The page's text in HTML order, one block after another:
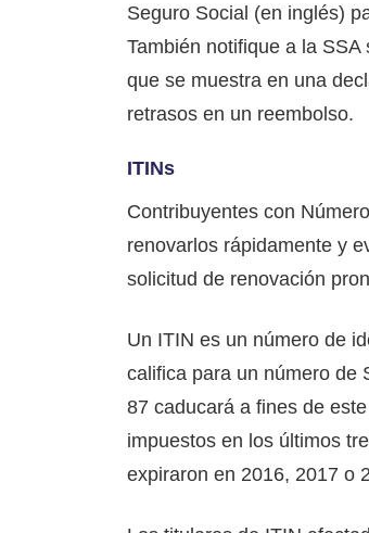
Seguro Social (en inglés)
También notifique a la
que se muestra en una
retrasos en un reembolso.
ITINs
Contribuyentes con
renovarlos rápidamente y
solicitud de renovación
Un ITIN es un número de
califica para un número de
87 caducará a fines de
impuestos en los últimos
expiraron en 2016, 2017 o